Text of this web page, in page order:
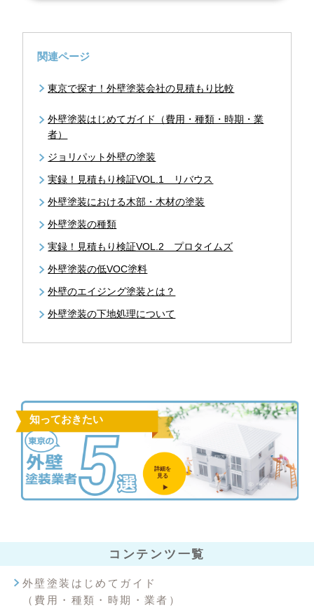
関連ページ
東京で探す！外壁塗装会社の見積もり比較
外壁塗装はじめてガイド（費用・種類・時期・業
者）
ジョリパット外壁の塗装
実録！見積もり検証VOL.1 リバウス
外壁塗装における木部・木材の塗装
外壁塗装の種類
実録！見積もり検証VOL.2 プロタイムズ
外壁塗装の低VOC塗料
外壁のエイジング塗装とは？
外壁塗装の下地処理について
知っておきたい
詳細を
見る
コンテンツ一覧
外壁塗装はじめてガイド
（費用・種類・時期・業者）